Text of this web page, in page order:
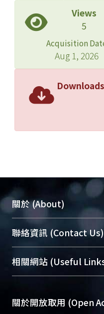
Views
5
Acquisition
Aug 1, 2026
Downloads
關於 (About)
臺大位居世界頂尖大
展現本校豐碩的研究
機構典藏（NTUR）與
台，成為臺大學術典
成果。
聯絡資訊 (Contact Us)
總館學科館員(Main
醫學圖書館學科館員
Sciences Library)
相關網站 (Useful
關於開放取用 (Open